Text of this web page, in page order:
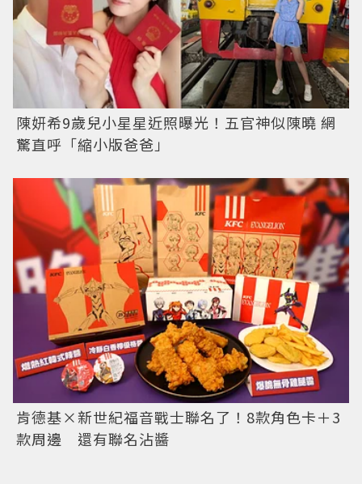
陳妍希9歲兒小星星近照曝光！五官神似陳曉 網
驚直呼「縮小版爸爸」
肯德基×新世紀福音戰士聯名了！8款角色卡＋3
款周邊 還有聯名沾醬